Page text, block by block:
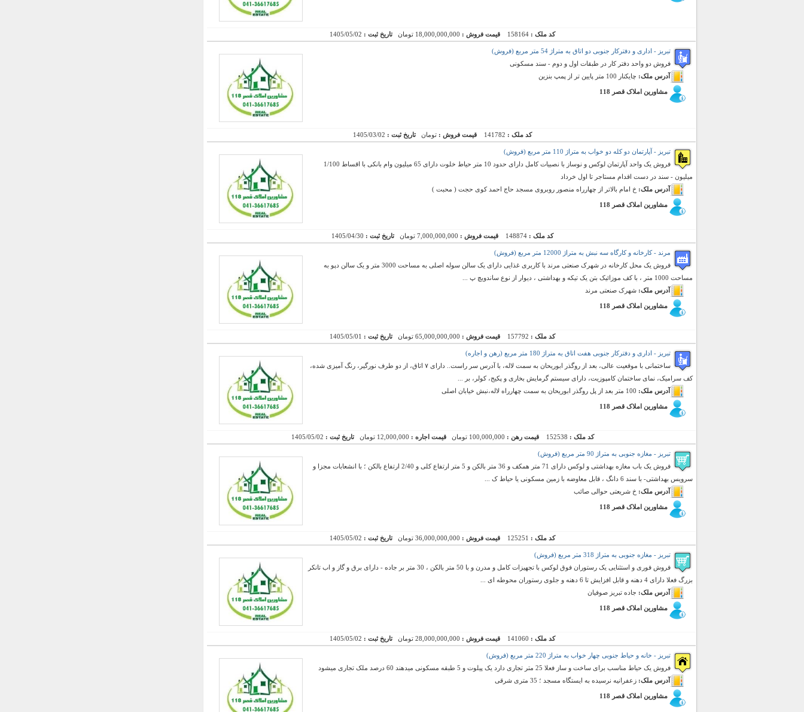
کد ملک : 158164 قیمت فروش : 18,000,000,000 تومان تاریخ ثبت : 1405/05/02
تبریز - اداری و دفترکار جنوبی دو اتاق به متراژ 54 متر مربع (فروش)
فروش دو واحد دفتر کار در طبقات اول و دوم - سند مسکونی
آدرس ملک: چایکنار 100 متر پایین تر از پمپ بنزین
مشاورین املاک قصر 118
کد ملک : 141782 قیمت فروش : تومانتاریخ ثبت : 1405/03/02
تبریز - آپارتمان دو کله دو خواب به متراژ 110 متر مربع (فروش)
فروش یک واحد آپارتمان لوکس و نوساز با نصبیات کامل دارای حدود 10 متر حیاط خلوت دارای 65 میلیون وام بانکی با اقساط 1/100
میلیون - سند در دست اقدام مستاجر تا اول خرداد
آدرس ملک: خ امام بالاتر از چهارراه منصور روبروی مسجد حاج احمد کوی حجت ( محبت )
مشاورین املاک قصر 118
کد ملک : 148874 قیمت فروش : 7,000,000,000 تومان تاریخ ثبت : 1405/04/30
مرند - کارخانه و کارگاه سه نبش به متراژ 12000 متر مربع (فروش)
فروش یک محل کارخانه در شهرک صنعتی مرند با کاربری غذایی دارای یک سالن سوله اصلی به مساحت 3000 متر و یک سالن دپو به
مساحت 1000 متر ، با کف موزائیک بتن یک تیکه و بهداشتی ، دیوار از نوع ساندویچ پ ...
آدرس ملک: شهرک صنعتی مرند
مشاورین املاک قصر 118
کد ملک : 157792 قیمت فروش : 65,000,000,000 تومان تاریخ ثبت : 1405/05/01
تبریز - اداری و دفترکار جنوبی هفت اتاق به متراژ 180 متر مربع (رهن و اجاره)
ساختمانی با موقعیت عالی، بعد از روگذر ابوریحان به سمت لاله، با آدرس سر راست.. دارای ۷ اتاق، از دو طرف نورگیر، رنگ آمیزی شده،
کف سرامیک، نمای ساختمان کامپوزیت، دارای سیستم گرمایش بخاری و پکیج، کولر، بر ...
آدرس ملک:
مشاورین املاک قصر 118
کد ملک : 152538 قیمت رهن : 100,000,000 تومان قیمت اجاره : 12,000,000 تومان تاریخ ثبت : 1405/05/02
تبریز - مغازه جنوبی به متراژ 90 متر مربع (فروش)
فروش یک باب مغازه بهداشتی و لوکس دارای 71 متر همکف و 36 متر بالکن و 5 متر ارتفاع کلی و 2/40 ارتفاع بالکن ؛ با انشعابات مجزا و
سرویس بهداشتی- با سند 6 دانگ ، قابل معاوضه با زمین مسکونی یا حیاط ک ...
آدرس ملک: خ شریعتی حوالی صائب
مشاورین املاک قصر 118
کد ملک : 125251 قیمت فروش : 36,000,000,000 تومان تاریخ ثبت : 1405/05/02
تبریز - مغازه جنوبی به متراژ 318 متر مربع (فروش)
فروش فوری و استثنایی یک رستوران فوق لوکس با تجهیزات کامل و مدرن و با 50 متر بالکن ، 30 متر بر جاده - دارای برق و گاز و اب تانکر
بزرگ فعلا دارای 4 دهنه و قابل افزایش تا 6 دهنه و جلوی رستوران محوطه ای ...
آدرس ملک: جاده تبریز صوفیان
مشاورین املاک قصر 118
کد ملک : 141060 قیمت فروش : 28,000,000,000 تومان تاریخ ثبت : 1405/05/02
تبریز - خانه و حیاط جنوبی چهار خواب به متراژ 220 متر مربع (فروش)
فروش یک حیاط مناسب برای ساخت و ساز فعلا 25 متر تجاری دارد یک پیلوت و 5 طبقه مسکونی میدهند 60 درصد ملک تجاری میشود
آدرس ملک: زعفرانیه نرسیده به ایستگاه مسجد ؛ 35 متری شرقی
مشاورین املاک قصر 118